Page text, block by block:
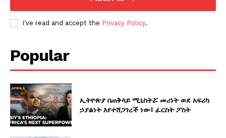
I've read and accept the Privacy Policy.
Popular
ኢትዮጵያ በጠቅላይ ሚኒስትሯ መሪነት ወደ አፍሪካ
ኃያልነት እየተሸጋገረች ነው፤ ፈርስት ፖስት